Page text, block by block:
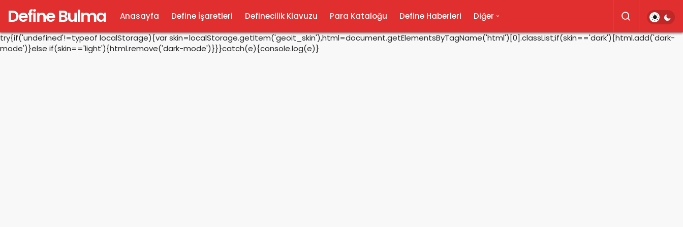
try{if('undefined'!=typeof localStorage){var skin=localStorage.getItem('geoit_skin'),html=document.getElementsByTagName('html')[0].classList;if(skin=='dark'){html.add('dark-
mode')}else if(skin=='light'){html.remove('dark-mode')}}}catch(e){console.log(e)}
Define Bulma Anasayfa Define İşaretleri Definecilik Klavuzu Para Kataloğu Define Haberleri Diğer